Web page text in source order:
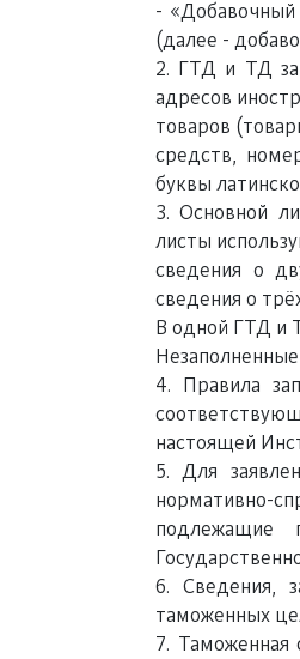
- «Добавочный
(далее -
2. ГТД и ТД
адресов
товаров
средств,
буквы
3. Основной
листы
сведения о
сведения о
В одной ГТД и
4. Правила
настоящей
5. Для
нормативно-
подлежащие
6. Сведения,
таможенных
7. Таможенная